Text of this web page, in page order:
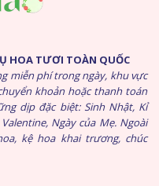
HOA TƯƠI TOÀN QUỐC
miễn phí trong ngày, khu vực
khoản hoặc thanh toán
dịp đặc biệt: Sinh Nhật, Kỉ
Ngày của Mẹ. Ngoài
kệ hoa khai trương, chúc